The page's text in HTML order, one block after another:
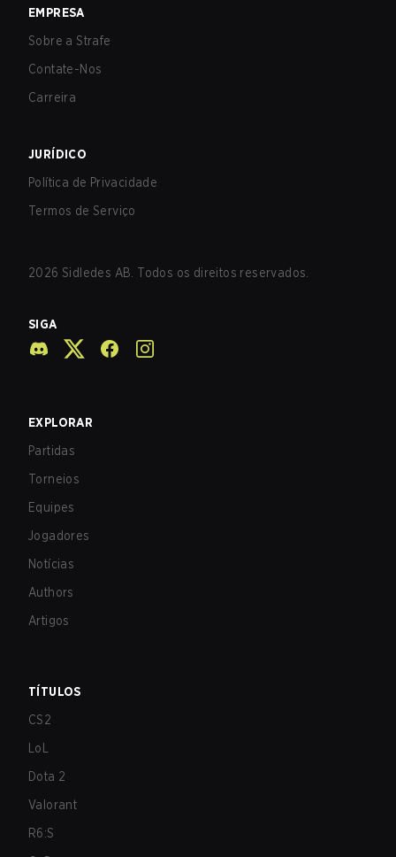
EMPRESA
Sobre a Strafe
Contate-Nos
Carreira
JURÍDICO
Política de Privacidade
Termos de Serviço
2026 Sidledes AB. Todos os direitos reservados.
SIGA
EXPLORAR
Partidas
Torneios
Equipes
Jogadores
Notícias
Authors
Artigos
TÍTULOS
CS2
LoL
Dota 2
Valorant
R6:S